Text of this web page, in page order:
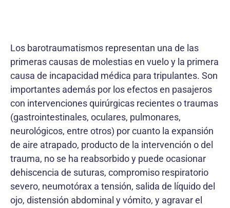
Los barotraumatismos representan una de las
primeras causas de molestias en vuelo y la primera
causa de incapacidad médica para tripulantes. Son
importantes además por los efectos en pasajeros
con intervenciones quirúrgicas recientes o traumas
(gastrointestinales, oculares, pulmonares,
neurológicos, entre otros) por cuanto la expansión
de aire atrapado, producto de la intervención o del
trauma, no se ha reabsorbido y puede ocasionar
dehiscencia de suturas, compromiso respiratorio
severo, neumotórax a tensión, salida de líquido del
ojo, distensión abdominal y vómito, y agravar el